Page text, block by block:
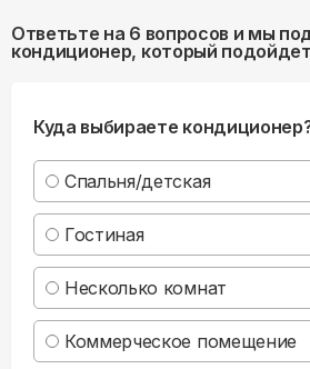
Ответьте на 6 вопросов и мы
кондиционер, который
Куда выбираете
Спальня/детская
Гостиная
Несколько комнат
Коммерческое помещение